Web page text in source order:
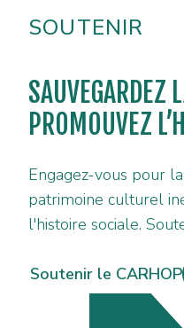
SOUTENIR
SAUVEGARDEZ
PROMOUVEZ
Engagez-vous pour
patrimoine culturel
l'histoire sociale.
Soutenir le CARHOP